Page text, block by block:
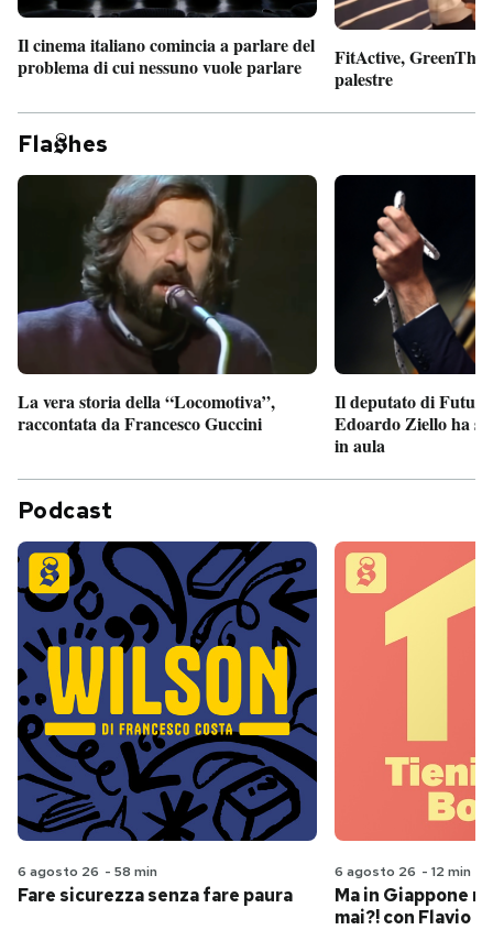
Il cinema italiano comincia a parlare del
problema di cui nessuno vuole parlare
FitActive,
palestre
Fla hes
La vera storia della “Locomotiva”,
raccontata da Francesco Guccini
Il deputato di
Edoardo Ziello ha
in aula
Podcast
6 agosto 26 - 58 min
Fare sicurezza senza fare paura
6 agosto 26 - 12 min
Ma in Giappone
mai?! con Flavio